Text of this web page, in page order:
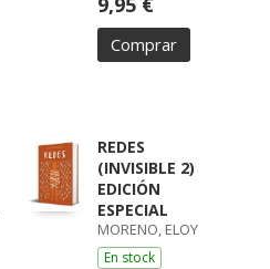
Comprar
REDES
(INVISIBLE 2)
EDICIÓN
ESPECIAL
MORENO, ELOY
En stock